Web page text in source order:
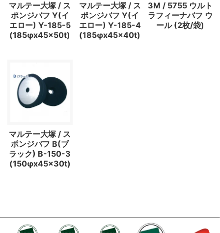
マルテー大塚 / ス
ポンジバフ Y(イ
エロー) Y-185-5
(185φx45x50t)
マルテー大塚 / ス
ポンジバフ Y(イ
エロー) Y-185-4
(185φx45x40t)
3M / 5755 ウルト
ラフィーナバフ ウ
ール (2枚/袋)
マルテー大塚 / ス
ポンジバフ B(ブ
ラック) B-150-3
(150φx45x30t)